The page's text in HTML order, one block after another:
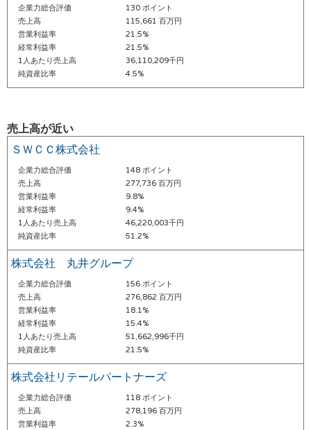
企業力総合評価
130 ポイント
売上高
115,661 百万円
営業利益率
21.5%
経常利益率
21.5%
1人あたり売上高
36,110,209千円
純資産比率
4.5%
売上高が近い
ＳＷＣＣ株式会社
企業力総合評価
148 ポイント
売上高
277,736 百万円
営業利益率
9.8%
経常利益率
9.4%
1人あたり売上高
46,220,003千円
純資産比率
51.2%
株式会社 丸井グループ
企業力総合評価
156 ポイント
売上高
276,862 百万円
営業利益率
18.1%
経常利益率
15.4%
1人あたり売上高
51,662,996千円
純資産比率
21.5%
株式会社リテールパートナーズ
企業力総合評価
118 ポイント
売上高
278,196 百万円
営業利益率
2.3%